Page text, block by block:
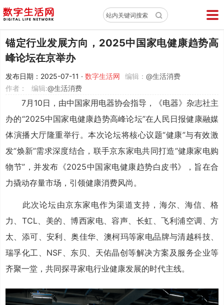
站内关键词搜索 X
锚定行业发展方向，2025中国家电健康趋势高
峰论坛在京举办
发布日期：2025-07-11 · 数字生活网 编辑： @生活消费
作者：
编辑:@生活消费
7月10日，由中国家用电器协会指导，《电器》杂志社主
办的“2025中国家电健康趋势高峰论坛”在人民日报健康融媒
体演播大厅隆重举行。本次论坛将核心议题“健康”与有效激
发“焕新”需求深度结合，联手京东家电共同打造“健康家电购
物节”，并发布《2025中国家电健康趋势白皮书》，旨在合
力撬动存量市场，引领健康消费风尚。
此次论坛由京东家电作为渠道支持，海尔、海信、格
力、TCL、美的、博西家电、容声、长虹、飞利浦空调、方
太、添可、安利、奥佳华、澳柯玛等家电品牌与清越科技、
瑞孚化工、NSF、东贝、天佑晶创等解决方案及服务企业等
齐聚一堂，共同探寻家电行业健康发展的时代主线。